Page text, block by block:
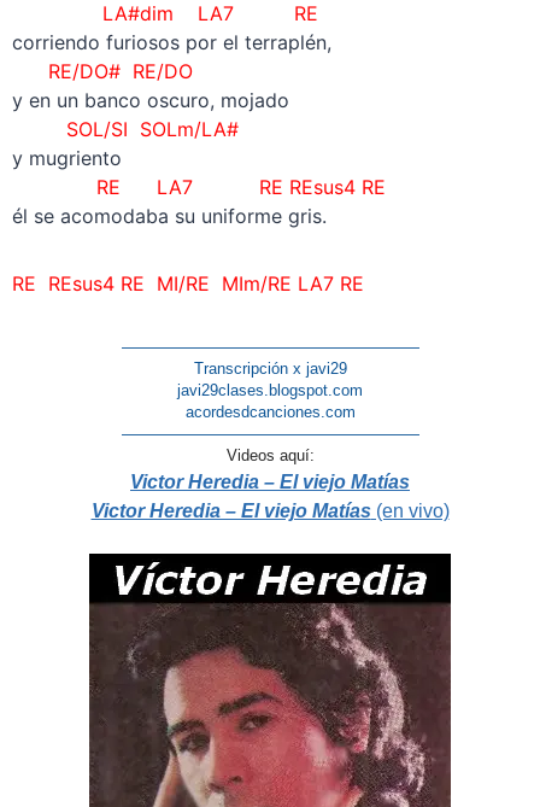
LA#dim LA7 RE
corriendo furiosos por el terraplén,
RE/DO# RE/DO
y en un banco oscuro, mojado
SOL/SI SOLm/LA#
y mugriento
RE LA7 RE REsus4 RE
él se acomodaba su uniforme gris.
RE REsus4 RE MI/RE MIm/RE LA7 RE
———————————————————
Transcripción x javi29
javi29clases.blogspot.com
acordesdcanciones.com
———————————————————
Videos aquí:
Victor Heredia – El viejo Matías
Victor Heredia – El viejo Matías (en vivo)